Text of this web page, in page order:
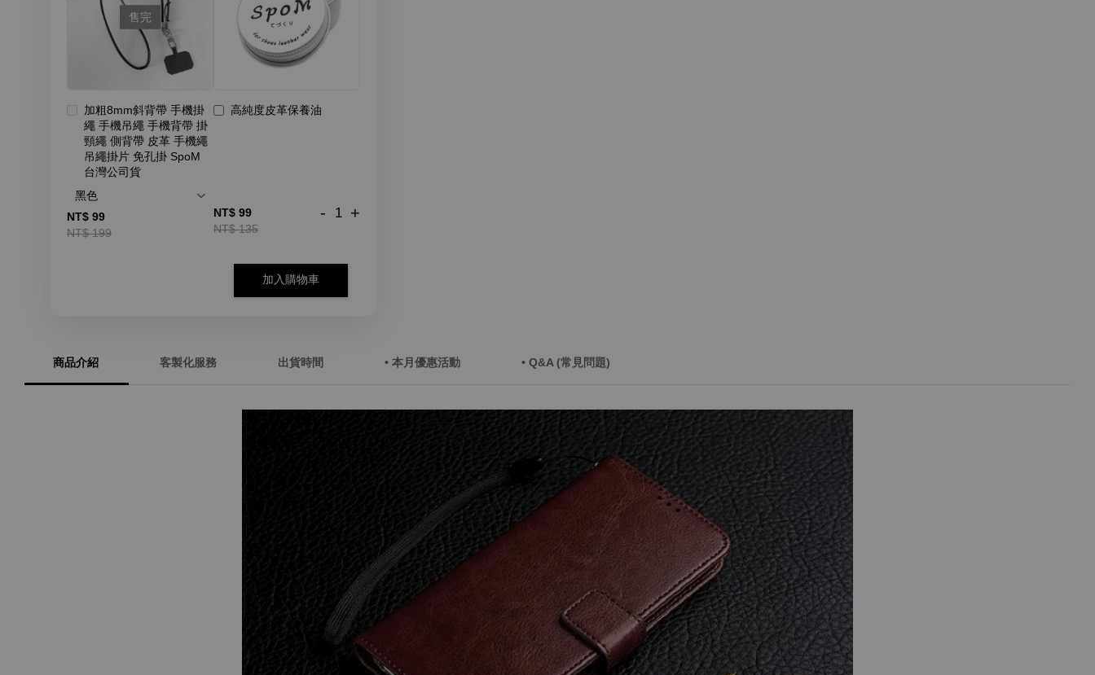
售完
加粗8mm斜背帶 手機掛
繩 手機吊繩 手機背帶 掛
頸繩 側背帶 皮革 手機繩
吊繩掛片 免孔掛 SpoM
台灣公司貨
NT$ 99
NT$ 199
高純度皮革保養油
NT$ 99
NT$ 135
- +
加入購物車
商品介紹 客製化服務 出貨時間 • 本月優惠活動 • Q&A (常見問題)